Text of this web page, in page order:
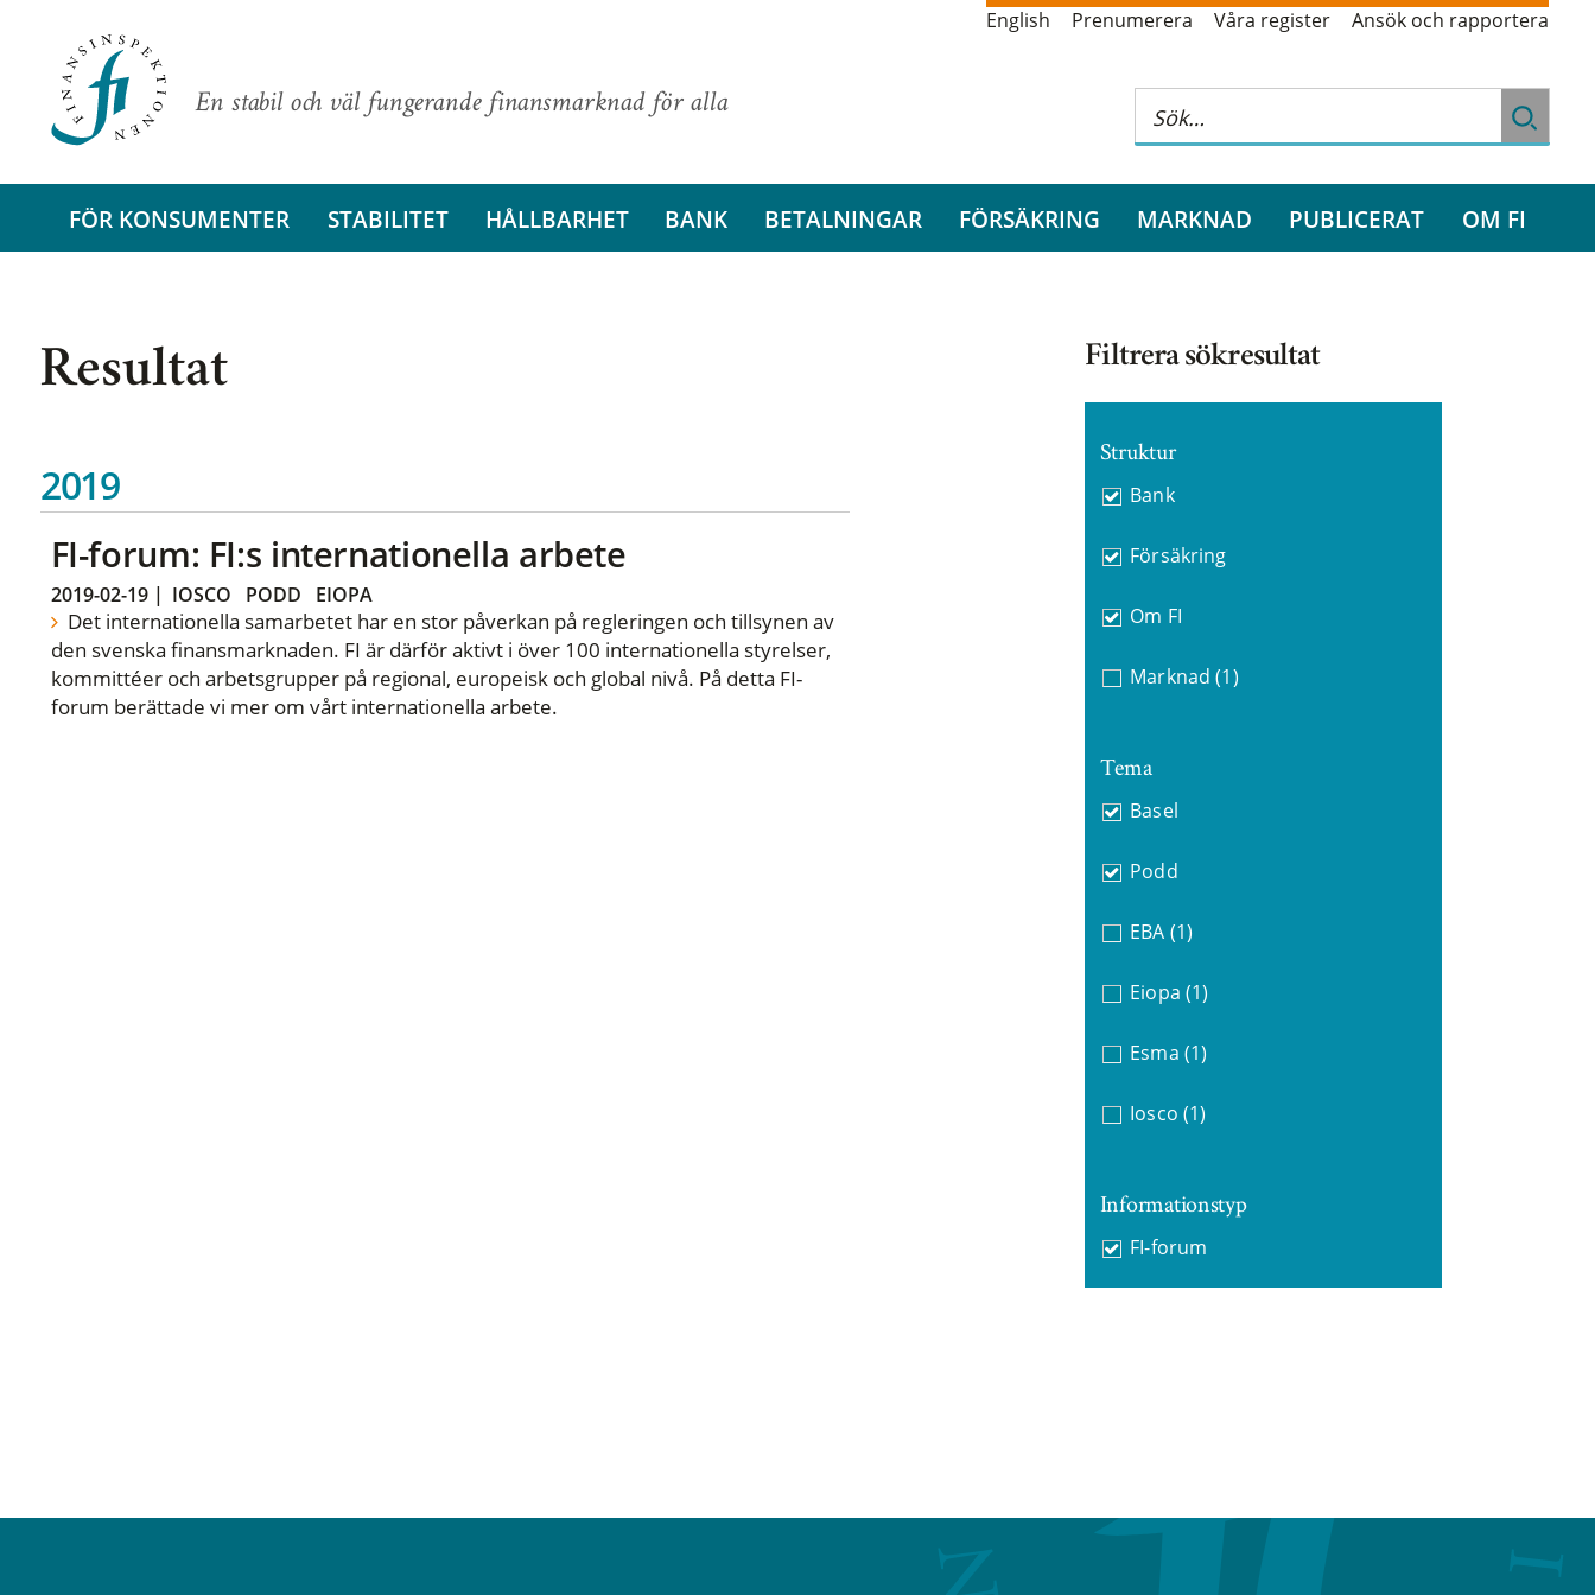
En stabil och väl fungerande finansmarknad för alla
English Prenumerera Våra register Ansök och rapportera
FÖR KONSUMENTER STABILITET HÅLLBARHET BANK BETALNINGAR FÖRSÄKRING MARKNAD PUBLICERAT OM FI
Resultat
2019
FI-forum: FI:s internationella arbete
2019-02-19| IOSCO PODD EIOPA
Det internationella samarbetet har en stor påverkan på regleringen och tillsynen av
den svenska finansmarknaden. FI är därför aktivt i över 100 internationella styrelser,
kommittéer och arbetsgrupper på regional, europeisk och global nivå. På detta FI-
forum berättade vi mer om vårt internationella arbete.
Filtrera sökresultat
Struktur
Bank
Försäkring
Om FI
Marknad (1)
Tema
Basel
Podd
EBA (1)
Eiopa (1)
Esma (1)
Iosco (1)
Informationstyp
FI-forum